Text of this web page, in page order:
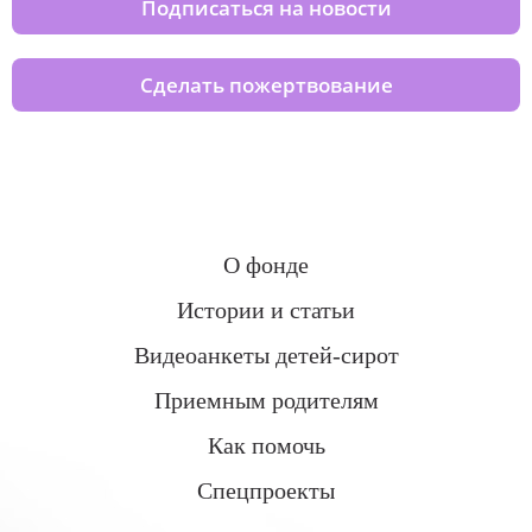
Подписаться на новости
Сделать пожертвование
О фонде
Истории и статьи
Видеоанкеты детей-сирот
Приемным родителям
Как помочь
Спецпроекты